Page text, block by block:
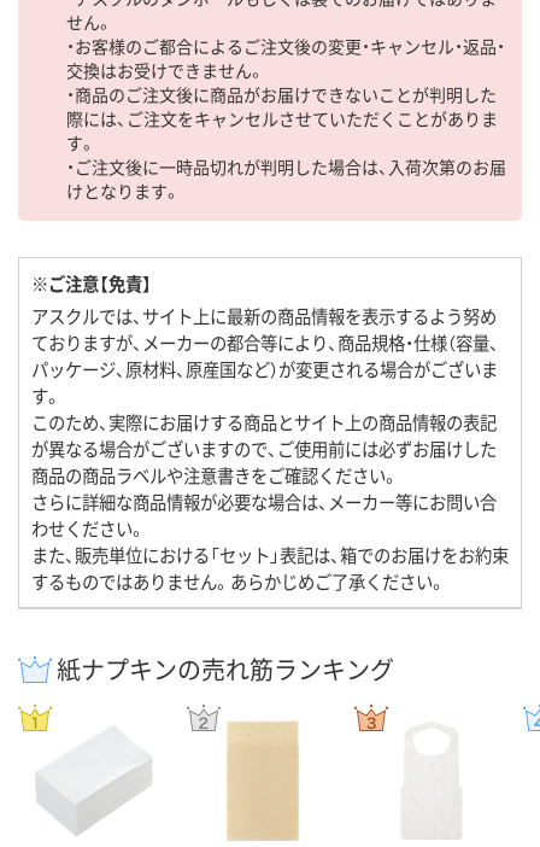
せん。
・お客様のご都合によるご注文後の変更・キャンセル・返品・
交換はお受けできません。
・商品のご注文後に商品がお届けできないことが判明した
際には、ご注文をキャンセルさせていただくことがありま
す。
・ご注文後に一時品切れが判明した場合は、入荷次第のお届
けとなります。
※ご注意【免責】
アスクルでは、サイト上に最新の商品情報を表示するよう努め
ておりますが、メーカーの都合等により、商品規格・仕様（容量、
パッケージ、原材料、原産国など）が変更される場合がございま
す。
このため、実際にお届けする商品とサイト上の商品情報の表記
が異なる場合がございますので、ご使用前には必ずお届けした
商品の商品ラベルや注意書きをご確認ください。
さらに詳細な商品情報が必要な場合は、メーカー等にお問い合
わせください。
また、販売単位における「セット」表記は、箱でのお届けをお約束
するものではありません。あらかじめご了承ください。
紙ナプキンの売れ筋ランキング